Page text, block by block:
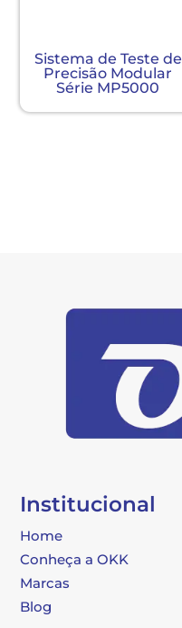
Sistema de Teste de
Precisão Modular
Série MP5000
Institucional
Home
Conheça a OKK
Marcas
Blog